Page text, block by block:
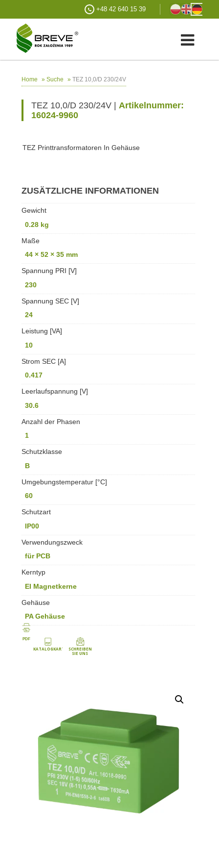
+48 42 640 15 39
Home » Suche » TEZ 10,0/D 230/24V
TEZ 10,0/D 230/24V | Artikelnummer:
16024-9960
TEZ Printtransformatoren In Gehäuse
ZUSÄTZLICHE INFORMATIONEN
Gewicht
0.28 kg
Maße
44 × 52 × 35 mm
Spannung PRI [V]
230
Spannung SEC [V]
24
Leistung [VA]
10
Strom SEC [A]
0.417
Leerlaufspannung [V]
30.6
Anzahl der Phasen
1
Schutzklasse
B
Umgebungstemperatur [°C]
60
Schutzart
IP00
Verwendungszweck
für PCB
Kerntyp
EI Magnetkerne
Gehäuse
PA Gehäuse
PDF
KATALOGKARTE
SCHREIBEN
SIE UNS